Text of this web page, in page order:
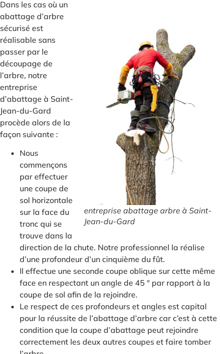
entreprise abattage arbre à Saint-
Jean-du-Gard
Dans les cas où un
abattage d’arbre
sécurisé est
réalisable sans
passer par le
découpage de
l’arbre, notre
entreprise
d’abattage à Saint-
Jean-du-Gard
procède alors de la
façon suivante :
Nous
commençons
par effectuer
une coupe de
sol horizontale
sur la face du
tronc qui se
trouve dans la
direction de la chute. Notre professionnel la réalise
d’une profondeur d’un cinquième du fût.
Il effectue une seconde coupe oblique sur cette même
face en respectant un angle de 45 ° par rapport à la
coupe de sol afin de la rejoindre.
Le respect de ces profondeurs et angles est capital
pour la réussite de l’abattage d’arbre car c’est à cette
condition que la coupe d’abattage peut rejoindre
correctement les deux autres coupes et faire tomber